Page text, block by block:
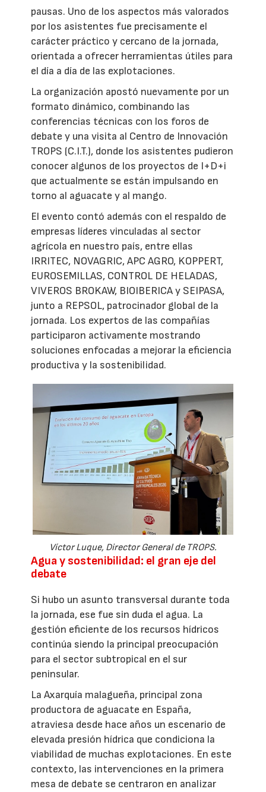
pausas. Uno de los aspectos más valorados
por los asistentes fue precisamente el
carácter práctico y cercano de la jornada,
orientada a ofrecer herramientas útiles para
el día a día de las explotaciones.
La organización apostó nuevamente por un
formato dinámico, combinando las
conferencias técnicas con los foros de
debate y una visita al Centro de Innovación
TROPS (C.I.T.), donde los asistentes pudieron
conocer algunos de los proyectos de I+D+i
que actualmente se están impulsando en
torno al aguacate y al mango.
El evento contó además con el respaldo de
empresas líderes vinculadas al sector
agrícola en nuestro país, entre ellas
IRRITEC, NOVAGRIC, APC AGRO, KOPPERT,
EUROSEMILLAS, CONTROL DE HELADAS,
VIVEROS BROKAW, BIOIBERICA y SEIPASA,
junto a REPSOL, patrocinador global de la
jornada. Los expertos de las compañías
participaron activamente mostrando
soluciones enfocadas a mejorar la eficiencia
productiva y la sostenibilidad.
Víctor Luque, Director General de TROPS.
Agua y sostenibilidad: el gran eje del
debate
Si hubo un asunto transversal durante toda
la jornada, ese fue sin duda el agua. La
gestión eficiente de los recursos hídricos
continúa siendo la principal preocupación
para el sector subtropical en el sur
peninsular.
La Axarquía malagueña, principal zona
productora de aguacate en España,
atraviesa desde hace años un escenario de
elevada presión hídrica que condiciona la
viabilidad de muchas explotaciones. En este
contexto, las intervenciones en la primera
mesa de debate se centraron en analizar